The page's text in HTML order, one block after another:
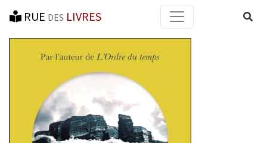
RUE DES LIVRES